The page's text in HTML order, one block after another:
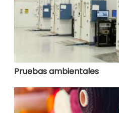
Pruebas ambientales